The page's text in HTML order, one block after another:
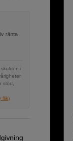
ränta
i
stöd,
flik)